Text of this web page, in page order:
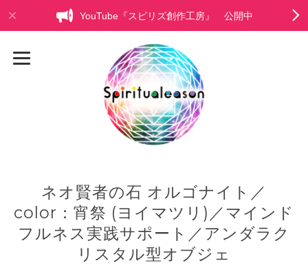
YouTube『スピリズ創作工房』 公開中
ネオ賢者の石 オルゴナイト／
color：宵祭 (ヨイマツリ)／マインド
フルネス実践サポート／アンダラク
リスタル型オブジェ